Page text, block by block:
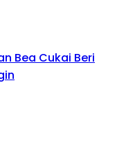
Bea Cukai Beri